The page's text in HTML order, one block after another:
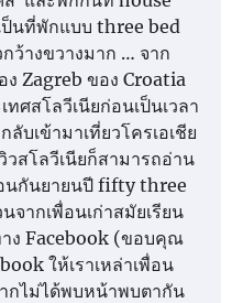
นที่พักแบบ three bed
ว้างขวางมาก … จาก
ง Zagreb ของ Croatia
ทศสโลวีเนียก่อนเป็นเวลา
บเข้ามาเที่ยวโครเอเชีย
สโลวีเนียก็สามารถอ่าน
นกันยายนปี fifty three
ากเพื่อนเก่าสมัยเรียน
าง Facebook (ขอบคุณ
ให้เราเหล่าเพื่อน
ากไม่ได้พบหน้าพบตากัน